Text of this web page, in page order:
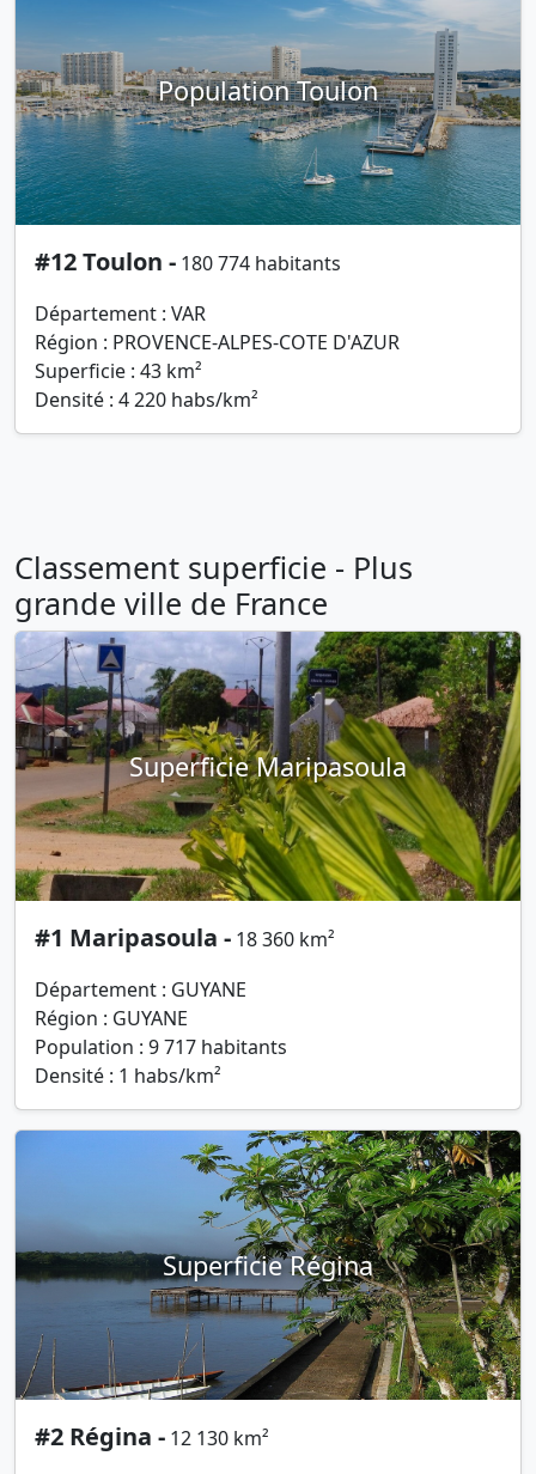
Population Toulon
#12 Toulon - 180 774 habitants
Département : VAR
Région : PROVENCE-ALPES-COTE D'AZUR
Superficie : 43 km²
Densité : 4 220 habs/km²
Classement superficie - Plus
grande ville de France
Superficie Maripasoula
#1 Maripasoula - 18 360 km²
Département : GUYANE
Région : GUYANE
Population : 9 717 habitants
Densité : 1 habs/km²
Superficie Régina
#2 Régina - 12 130 km²